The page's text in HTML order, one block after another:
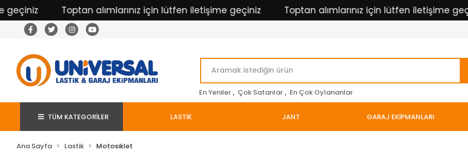
Toptan alımlarınız için lütfen iletişime geçiniz Toptan alımlarınız için lütfen iletişime geçiniz
En Yeniler , Çok Satanlar , En Çok Oylananlar
TÜM KATEGORİLER LASTİK JANT GARAJ EKİPMANLARI
Ana Sayfa Lastik Motosiklet